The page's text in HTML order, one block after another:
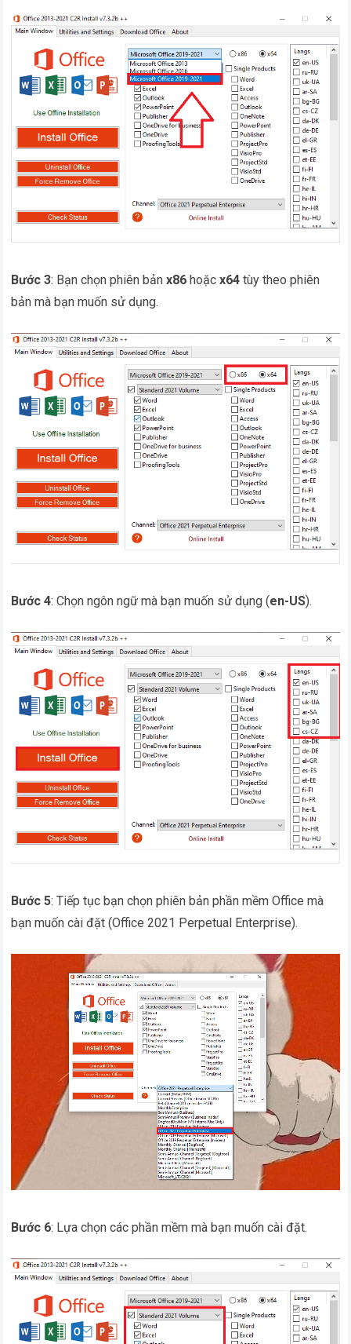
Bước 3: Bạn chọn phiên bảnx86hoặcx64tùy theo phiên
bản mà bạn muốn sử dụng.
Bước 4: Chọn ngôn ngữ mà bạn muốn sử dụng (en-US).
Bước 5: Tiếp tục bạn chọn phiên bản phần mềm Office mà
bạn muốn cài đặt (Office 2021 Perpetual Enterprise).
Bước 6: Lựa chọn các phần mềm mà bạn muốn cài đặt.